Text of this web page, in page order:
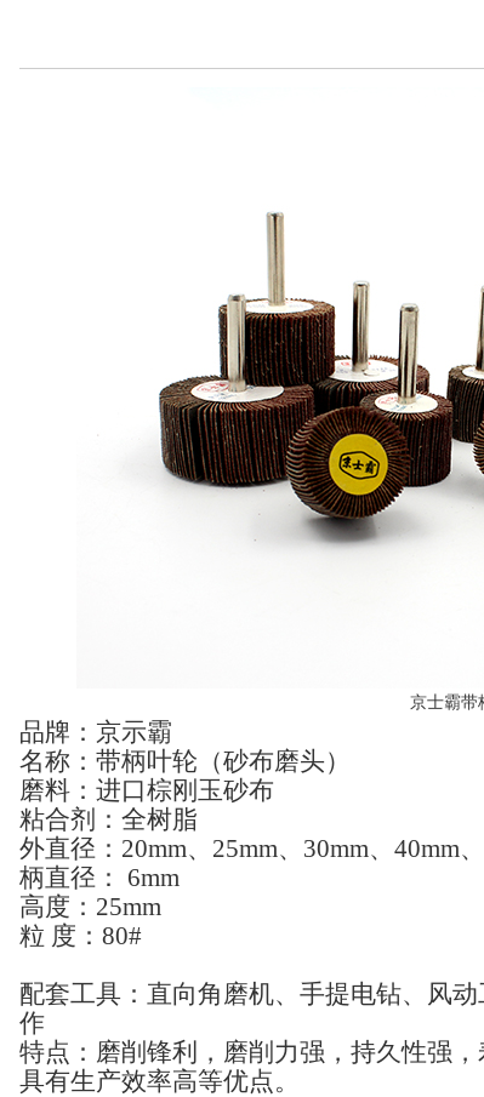
京士霸带
品牌：京示霸
名称：带柄叶轮（砂布磨头）
磨料：进口棕刚玉砂布
粘合剂：全树脂
外直径：20mm、25mm、30mm、40mm
柄直径： 6mm
高度：25mm
粒 度：80#
配套工具：直向角磨机、手提电钻、风
作
特点：磨削锋利，磨削力强，持久性强
具有生产效率高等优点。